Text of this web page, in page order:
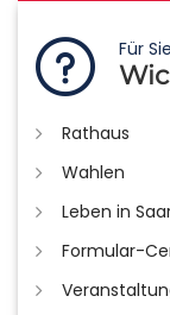
Für Sie
Rathaus
Wahlen
Leben in
Formular-